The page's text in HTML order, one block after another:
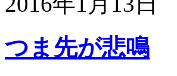
つま先が悲鳴